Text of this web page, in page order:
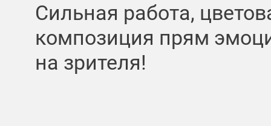
Сильная работа,
композиция прям
на зрителя!